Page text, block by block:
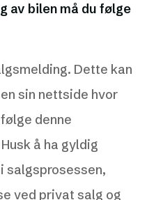
av bilen må du følge
Dette kan
sin nettside hvor
denne
å ha gyldig
salgsprosessen,
ved privat salg og